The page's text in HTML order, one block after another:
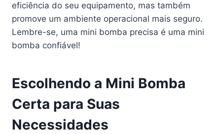
eficiência do seu equipamento, mas também
promove um ambiente operacional mais seguro.
Lembre-se, uma mini bomba precisa é uma mini
bomba confiável!
Escolhendo a Mini Bomba
Certa para Suas
Necessidades